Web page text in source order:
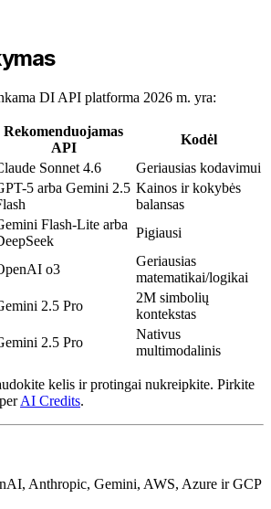
DI API platforma 2026 m. yra:
Rekomenduojamas
API
Kodėl
Sonnet 4.6
Geriausias kodavimui
5 arba Gemini 2.5 Kainos ir kokybės
balansas
Flash-Lite arba
Pigiausi
o3
Geriausias
matematikai/logikai
2.5 Pro
2M simbolių
kontekstas
2.5 Pro
Nativus
multimodalinis
kelis ir protingai nukreipkite. Pirkite
AI Credits.
Anthropic, Gemini, AWS, Azure ir GCP